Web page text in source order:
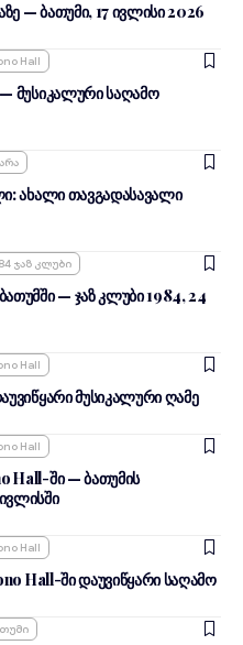
— ბათუმი, 17 ივლისი 2026
Hall
მუსიკალური საღამო
ახალი თავგადასავალი
Ჯაზ Კლუბი
— ჯაზ კლუბი 1984, 24
Hall
მუსიკალური ღამე
Hall
Hall-ში — ბათუმის
Hall
Hall-ში დაუვიწყარი საღამო